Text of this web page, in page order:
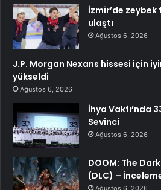
İzmir’de
ulaştı
Ağustos 6, 2026
J.P. Morgan Nexans hissesi için
yükseldi
Ağustos 6, 2026
İhya Vakfı’nda
Sevinci
Ağustos 6, 2026
DOOM: The
(DLC) –
Ağustos 6, 2026